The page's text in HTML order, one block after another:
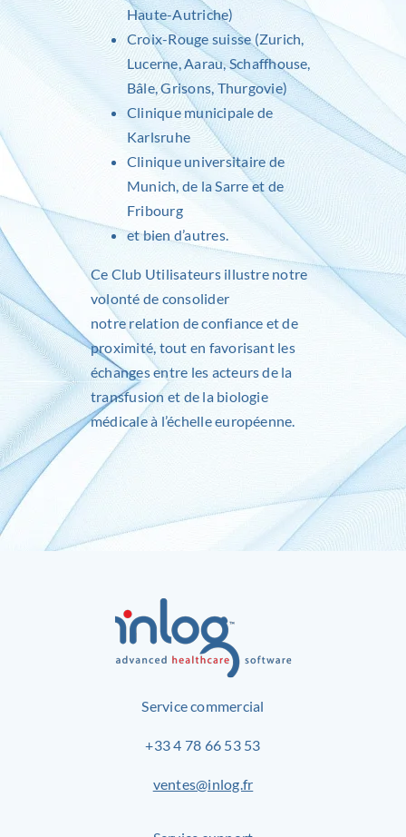
Haute-Autriche)
Croix-Rouge suisse (Zurich,
Lucerne, Aarau, Schaffhouse,
Bâle, Grisons, Thurgovie)
Clinique municipale de
Karlsruhe
Clinique universitaire de
Munich, de la Sarre et de
Fribourg
et bien d’autres.
Ce Club Utilisateurs illustre notre
volonté de consolider
notre relation de confiance et de
proximité, tout en favorisant les
échanges entre les acteurs de la
transfusion et de la biologie
médicale à l’échelle européenne.
Service commercial
+33 4 78 66 53 53
ventes@inlog.fr